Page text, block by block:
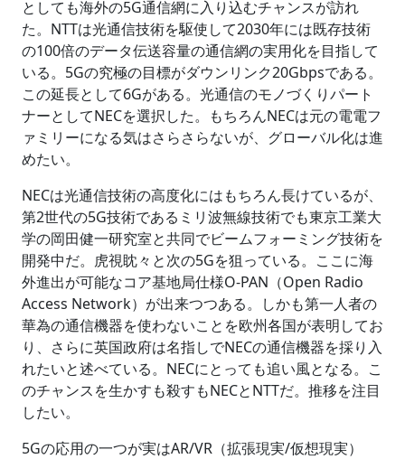
としても海外の5G通信網に入り込むチャンスが訪れ
た。NTTは光通信技術を駆使して2030年には既存技術
の100倍のデータ伝送容量の通信網の実用化を目指して
いる。5Gの究極の目標がダウンリンク20Gbpsである。
この延長として6Gがある。光通信のモノづくりパート
ナーとしてNECを選択した。もちろんNECは元の電電フ
ァミリーになる気はさらさらないが、グローバル化は進
めたい。
NECは光通信技術の高度化にはもちろん長けているが、
第2世代の5G技術であるミリ波無線技術でも東京工業大
学の岡田健一研究室と共同でビームフォーミング技術を
開発中だ。虎視眈々と次の5Gを狙っている。ここに海
外進出が可能なコア基地局仕様O-PAN（Open Radio
Access Network）が出来つつある。しかも第一人者の
華為の通信機器を使わないことを欧州各国が表明してお
り、さらに英国政府は名指しでNECの通信機器を採り入
れたいと述べている。NECにとっても追い風となる。こ
のチャンスを生かすも殺すもNECとNTTだ。推移を注目
したい。
5Gの応用の一つが実はAR/VR（拡張現実/仮想現実）